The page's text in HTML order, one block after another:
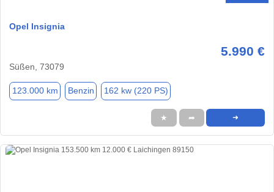
Opel Insignia
5.990 €
Süßen, 73079
123.000 km Benzin 162 kw (220 PS)
★ ➦ ➜